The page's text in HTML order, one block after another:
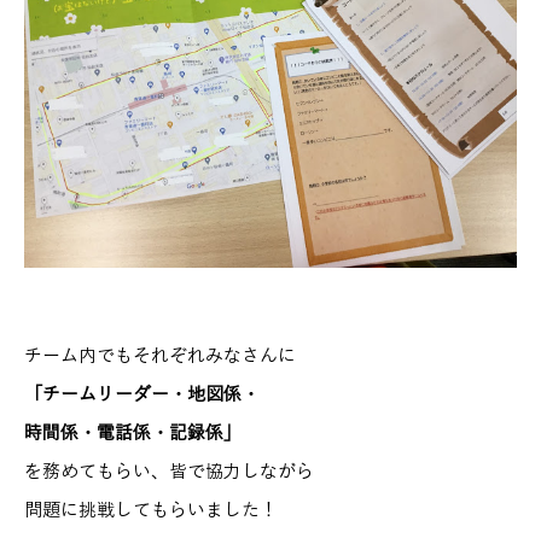
チーム内でもそれぞれみなさんに
「チームリーダー・地図係・
時間係・電話係・記録係」
を務めてもらい、皆で協力しながら
問題に挑戦してもらいました！